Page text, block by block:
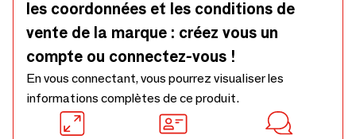
les coordonnées et les conditions de
vente de la marque : créez vous un
compte ou connectez-vous !
En vous connectant, vous pourrez visualiser les
informations complètes de ce produit.